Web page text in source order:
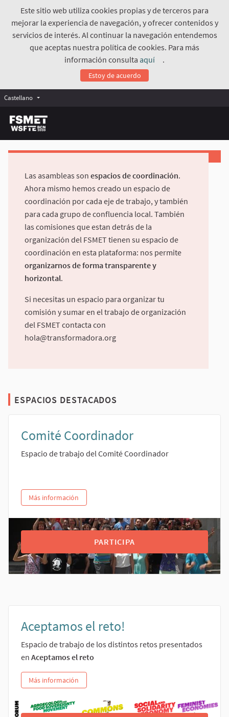
Este sitio web utiliza cookies propias y de terceros para
mejorar la experiencia de navegación, y ofrecer contenidos y
servicios de interés. Al continuar la navegación entendemos
que aceptas nuestra política de cookies. Para más
información consulta aquí
.
Estoy de acuerdo
Castellano
Las asambleas son espacios de coordinación.
Ahora mismo hemos creado un espacio de
coordinación por cada eje de trabajo, y también
para cada grupo de confluencia local. También
las comisiones que estan detrás de la
organización del FSMET tienen su espacio de
coordinación en esta plataforma: nos permite
organizarnos de forma transparente y
horizontal.
Si necesitas un espacio para organizar tu
comisión y sumar en el trabajo de organización
del FSMET contacta con
hola@transformadora.org
ESPACIOS DESTACADOS
Comité Coordinador
Espacio de trabajo del Comité Coordinador
Más información
PARTICIPA
Aceptamos el reto!
Espacio de trabajo de los distintos retos presentados
en Aceptamos el reto
Más información